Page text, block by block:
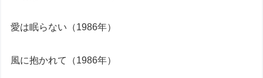
愛は眠らない（1986年）
風に抱かれて（1986年）